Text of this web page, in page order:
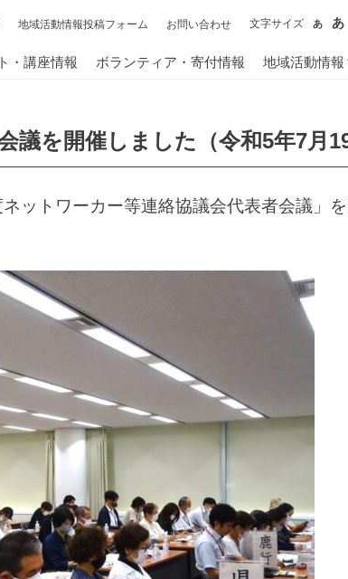
地域活動情報投稿フォーム お問い合わせ 文字サイズ あ あ
・講座情報 ボランティア・寄付情報 地域活動情報
を開催しました（令和5年7月19
ットワーカー等連絡協議会代表者会議」